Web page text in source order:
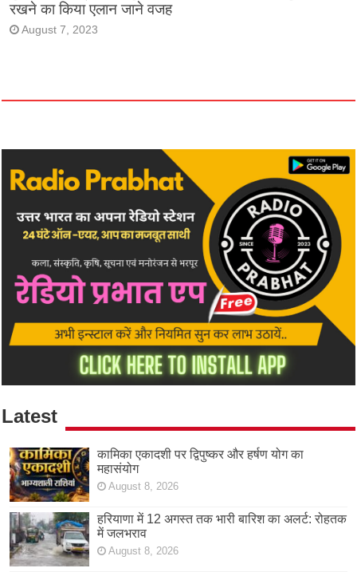
रखने का किया एलान जाने वजह
August 7, 2023
Latest
कामिका एकादशी पर द्विपुष्कर और हर्षण योग का
महासंयोग
August 8, 2026
हरियाणा में 12 अगस्त तक भारी बारिश का अलर्ट: रोहतक
में जलभराव
August 8, 2026